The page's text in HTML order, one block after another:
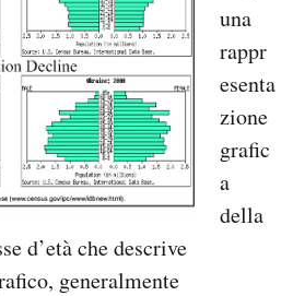
una
rappr
esenta
zione
grafic
a
della
d’età che descrive
generalmente